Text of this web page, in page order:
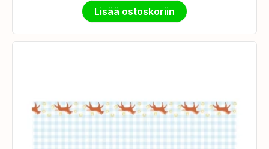
Lisää ostoskoriin